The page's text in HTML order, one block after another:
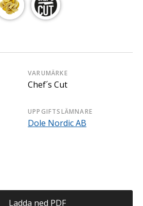
VARUMÄRKE
Chef´s Cut
UPPGIFTSLÄMNARE
Dole Nordic AB
Ladda ned PDF